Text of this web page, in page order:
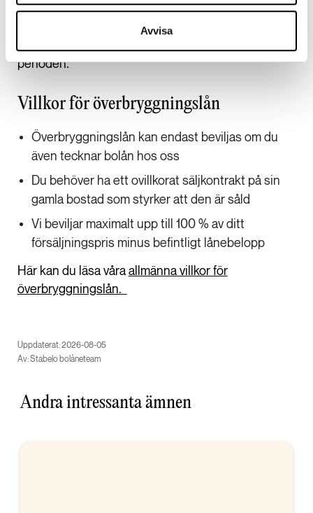
Avvisa
ut någon uppläggningskostnad. Om du lånar
500 000 kr och har lånet i 60 dagar kommer
perioden.
Villkor för överbryggningslån
Överbryggningslån kan endast beviljas om du
även tecknar bolån hos oss
Du behöver ha ett ovillkorat säljkontrakt på sin
gamla bostad som styrker att den är såld
Vi beviljar maximalt upp till 100 % av ditt
försäljningspris minus befintligt lånebelopp
Här kan du läsa våra allmänna villkor för
överbryggningslån.
Uppdaterat: 2026-08-05
Av: Stabelo bolåneteam
Andra intressanta ämnen